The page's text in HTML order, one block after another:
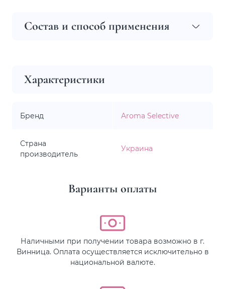
Состав и способ применения
Характеристики
Бренд Aroma Selective
Страна
производитель
Украина
Варианты оплаты
Наличными при получении товара возможно в г.
Винница. Оплата осуществляется исключительно в
национальной валюте.